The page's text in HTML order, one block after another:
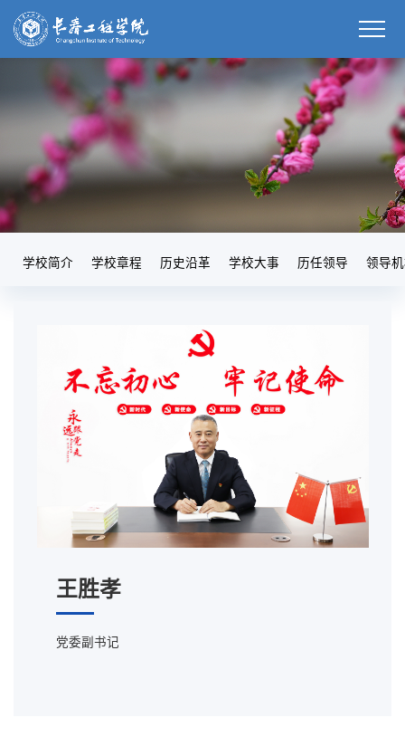
学校简介 学校章程 历史沿革 学校大事 历任领导 领导
王胜孝
党委副书记